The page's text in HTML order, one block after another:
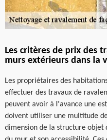
Les critères de prix des
murs extérieurs dans la
Les propriétaires des
effectuer des travaux de
peuvent avoir à l'avance une
doivent utiliser une multitude
dimension de la structure objet